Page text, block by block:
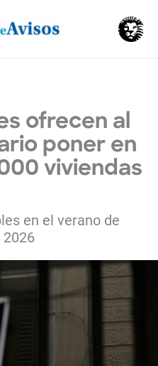
ofrecen al
poner en
viviendas
en el verano de
2026